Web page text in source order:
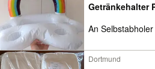
Getränkehalter
An
Dortmund